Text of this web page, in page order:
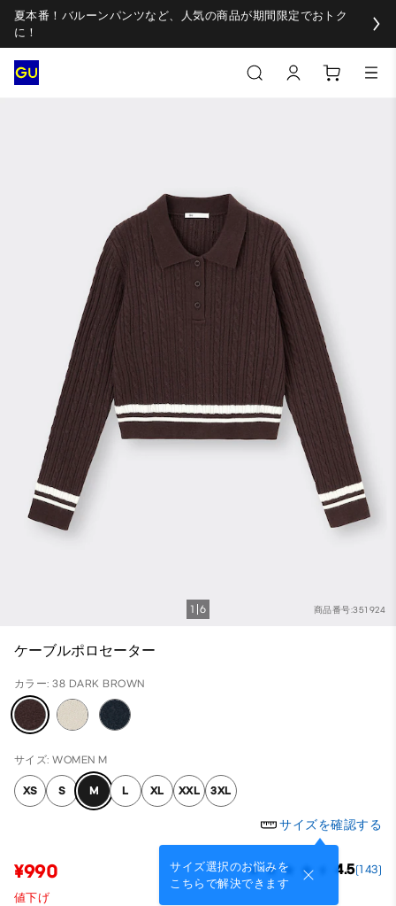
夏本番！バルーンパンツなど、人気の商品が期間限定でおトク
に！
商品番号:351924
1 6
ケーブルポロセーター
カラー: 38 DARK BROWN
サイズ: WOMEN M
XS S M L XL XXL 3XL
サイズを確認する
サイズ選択のお悩みを
こちらで解決できます
¥990 4.5(143)
値下げ